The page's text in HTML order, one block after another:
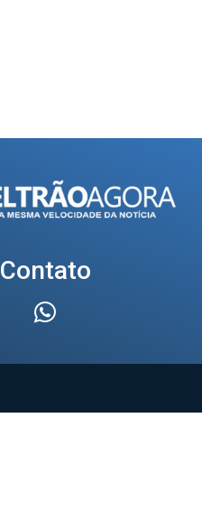
Contato